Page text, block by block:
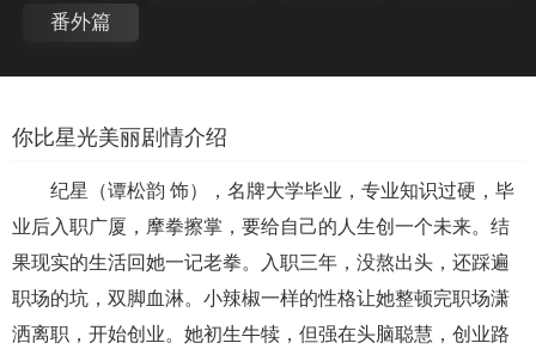
番外篇
你比星光美丽剧情介绍
纪星（谭松韵 饰），名牌大学毕业，专业知识过硬，毕
业后入职广厦，摩拳擦掌，要给自己的人生创一个未来。结
果现实的生活回她一记老拳。入职三年，没熬出头，还踩遍
职场的坑，双脚血淋。小辣椒一样的性格让她整顿完职场潇
洒离职，开始创业。她初生牛犊，但强在头脑聪慧，创业路